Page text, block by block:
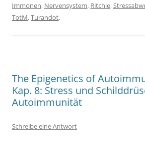
Immonen, Nervensystem, Ritchie,
TotM,Turandot.
The Epigenetics of
Kap. 8: Stress und
Autoimmunität
Schreibe eine Antwort